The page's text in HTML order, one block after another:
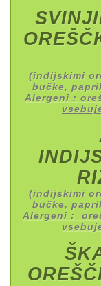
(indijskimi
bučke,
Alergeni :
(indijskimi
bučke,
Alergeni :